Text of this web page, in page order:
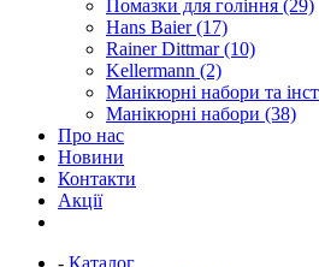
Помазки для гоління (29)
Hans Baier (17)
Rainer Dittmar (10)
Kellermann (2)
Манікюрні набори та
Манікюрні набори (38)
Про нас
Новини
Контакти
Акції
- Каталог